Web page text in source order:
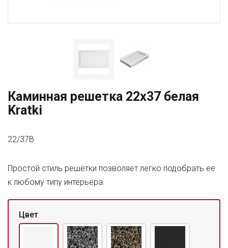
Каминная решетка 22x37 белая
Kratki
22/37B
Простой стиль решётки позволяет легко подобрать ее
к любому типу интерьера.
Цвет